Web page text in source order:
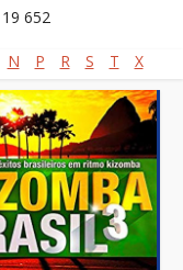
652
N P R S T X